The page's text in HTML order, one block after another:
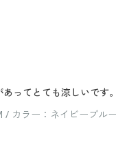
ってとても涼しいです
カラー：ネイビーブルー